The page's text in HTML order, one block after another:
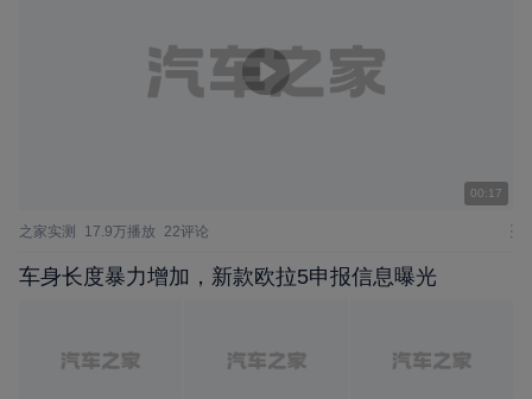
00:17
之家实测 17.9万播放 22评论
车身长度暴力增加，新款欧拉5申报信息曝光